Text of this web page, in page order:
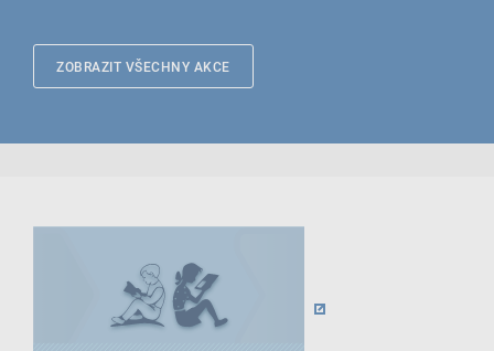
ZOBRAZIT VŠECHNY AKCE